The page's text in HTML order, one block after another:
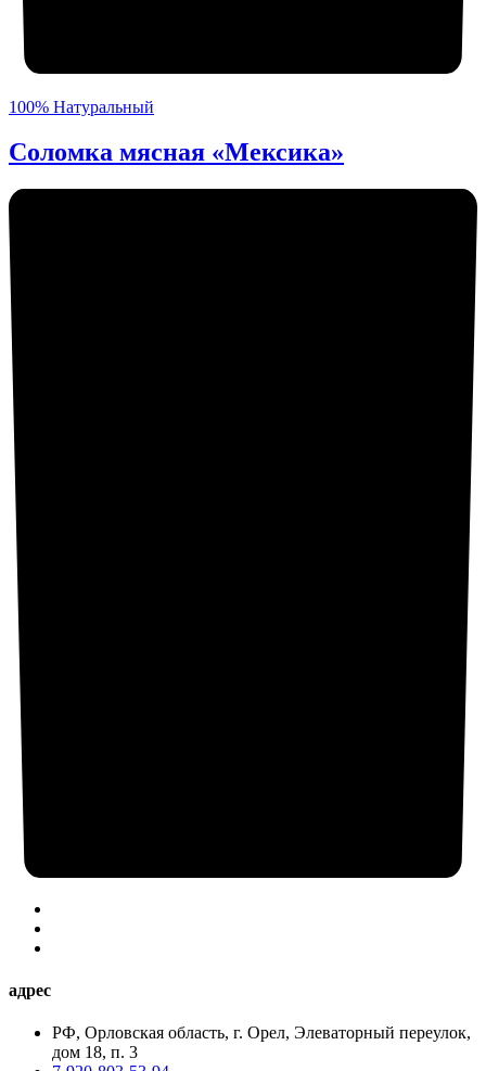
100% Натуральный
Соломка мясная «Мексика»
адрес
РФ, Орловская область, г. Орел, Элеваторный переулок,
дом 18, п. 3